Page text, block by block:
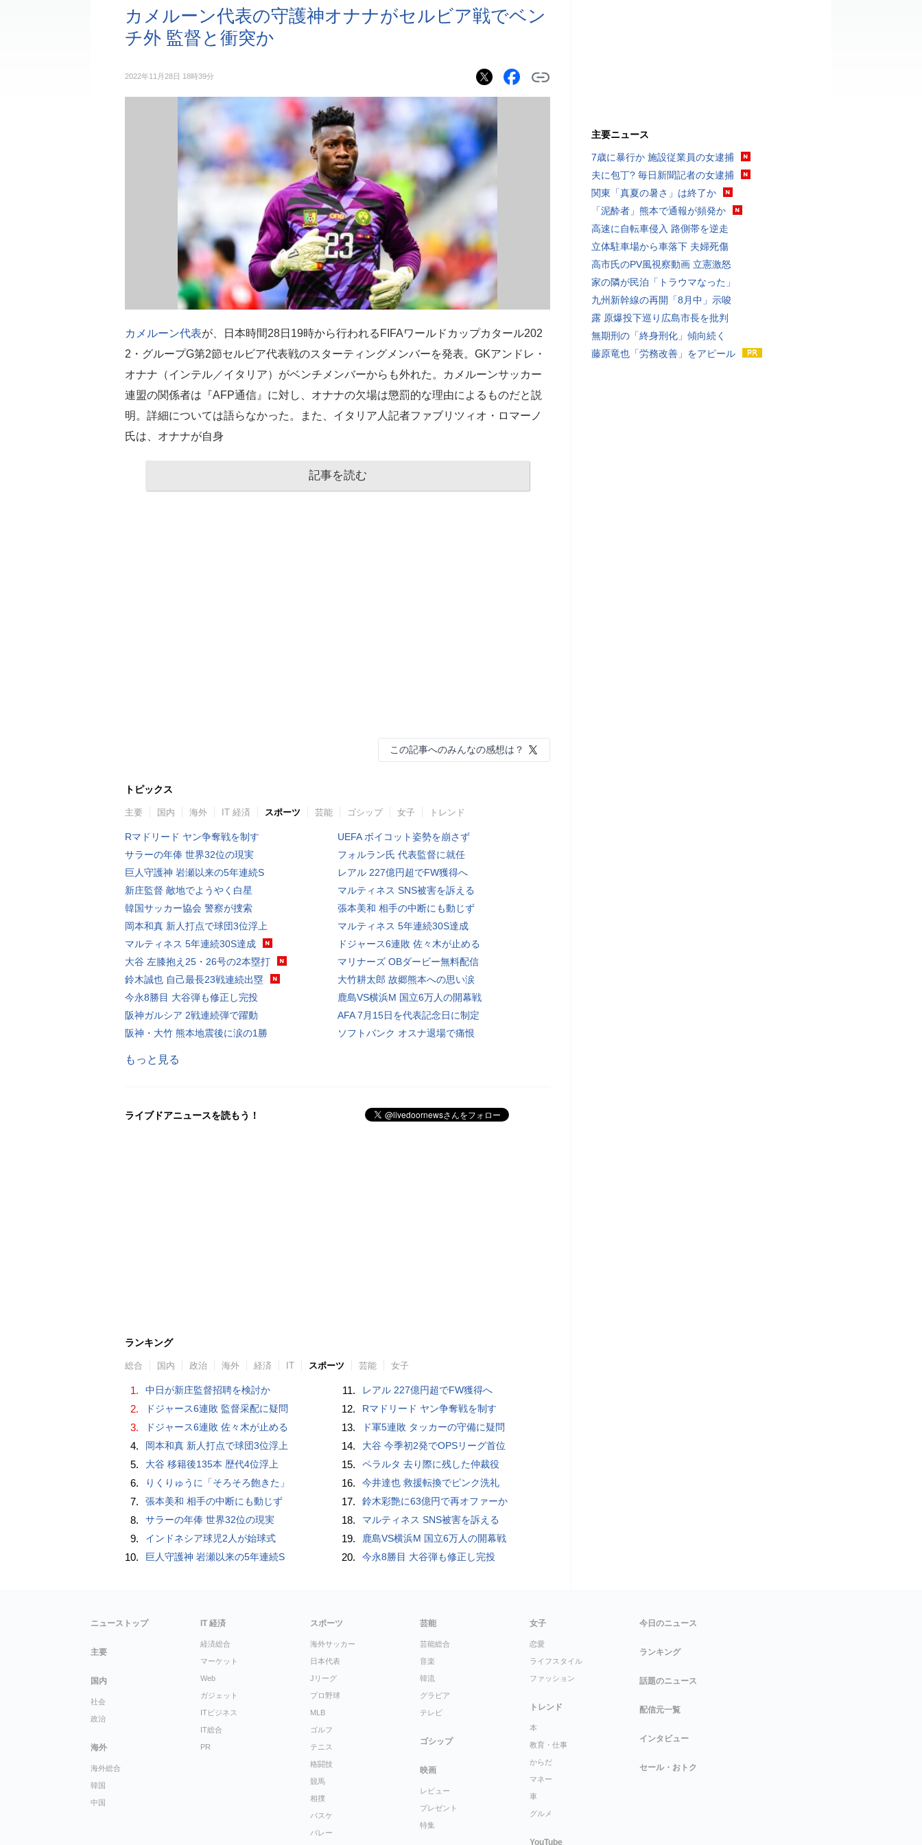
カメルーン代表の守護神オナナがセルビア戦でベン
チ外 監督と衝突か
2022年11月28日 18時39分
カメルーン代表が、日本時間28日19時から行われるFIFAワールドカップカタール202
2・グループG第2節セルビア代表戦のスターティングメンバーを発表。GKアンドレ・
オナナ（インテル／イタリア）がベンチメンバーからも外れた。カメルーンサッカー
連盟の関係者は『AFP通信』に対し、オナナの欠場は懲罰的な理由によるものだと説
明。詳細については語らなかった。また、イタリア人記者ファブリツィオ・ロマーノ
氏は、オナナが自身
記事を読む
この記事へのみんなの感想は？
トピックス
主要 国内 海外 IT 経済 スポーツ 芸能 ゴシップ 女子 トレンド
Rマドリード ヤン争奪戦を制す
サラーの年俸 世界32位の現実
巨人守護神 岩瀬以来の5年連続S
新庄監督 敵地でようやく白星
韓国サッカー協会 警察が捜索
岡本和真 新人打点で球団3位浮上
マルティネス 5年連続30S達成
大谷 左膝抱え25・26号の2本塁打
鈴木誠也 自己最長23戦連続出塁
今永8勝目 大谷弾も修正し完投
阪神ガルシア 2戦連続弾で躍動
阪神・大竹 熊本地震後に涙の1勝
UEFA ボイコット姿勢を崩さず
フォルラン氏 代表監督に就任
レアル 227億円超でFW獲得へ
マルティネス SNS被害を訴える
張本美和 相手の中断にも動じず
マルティネス 5年連続30S達成
ドジャース6連敗 佐々木が止める
マリナーズ OBダービー無料配信
大竹耕太郎 故郷熊本への思い涙
鹿島VS横浜M 国立6万人の開幕戦
AFA 7月15日を代表記念日に制定
ソフトバンク オスナ退場で痛恨
もっと見る
ライブドアニュースを読もう！
ランキング
総合 国内 政治 海外 経済 IT スポーツ 芸能 女子
1. 中日が新庄監督招聘を検討か
2. ドジャース6連敗 監督采配に疑問
3. ドジャース6連敗 佐々木が止める
4. 岡本和真 新人打点で球団3位浮上
5. 大谷 移籍後135本 歴代4位浮上
6. りくりゅうに「そろそろ飽きた」
7. 張本美和 相手の中断にも動じず
8. サラーの年俸 世界32位の現実
9. インドネシア球児2人が始球式
10. 巨人守護神 岩瀬以来の5年連続S
11. レアル 227億円超でFW獲得へ
12. Rマドリード ヤン争奪戦を制す
13. ド軍5連敗 タッカーの守備に疑問
14. 大谷 今季初2発でOPSリーグ首位
15. ペラルタ 去り際に残した仲裁役
16. 今井達也 救援転換でピンク洗礼
17. 鈴木彩艶に63億円で再オファーか
18. マルティネス SNS被害を訴える
19. 鹿島VS横浜M 国立6万人の開幕戦
20. 今永8勝目 大谷弾も修正し完投
主要ニュース
7歳に暴行か 施設従業員の女逮捕
夫に包丁? 毎日新聞記者の女逮捕
関東「真夏の暑さ」は終了か
「泥酔者」熊本で通報が頻発か
高速に自転車侵入 路側帯を逆走
立体駐車場から車落下 夫婦死傷
高市氏のPV風視察動画 立憲激怒
家の隣が民泊「トラウマなった」
九州新幹線の再開「8月中」示唆
露 原爆投下巡り広島市長を批判
無期刑の「終身刑化」傾向続く
藤原竜也「労務改善」をアピール
ニューストップ
主要
国内
社会
政治
海外
海外総合
韓国
中国
IT 経済
経済総合
マーケット
Web
ガジェット
ITビジネス
IT総合
PR
スポーツ
海外サッカー
日本代表
Jリーグ
プロ野球
MLB
ゴルフ
テニス
格闘技
競馬
相撲
バスケ
バレー
芸能
芸能総合
音楽
韓流
グラビア
テレビ
ゴシップ
映画
レビュー
プレゼント
特集
女子
恋愛
ライフスタイル
ファッション
トレンド
本
教育・仕事
からだ
マネー
車
グルメ
YouTube
今日のニュース
ランキング
話題のニュース
配信元一覧
インタビュー
セール・おトク